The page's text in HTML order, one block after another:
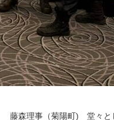
森理事（菊陽町) 堂々とし